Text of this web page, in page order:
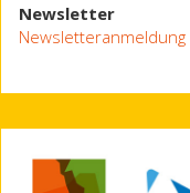
Newsletter
Newsletteranmeldung